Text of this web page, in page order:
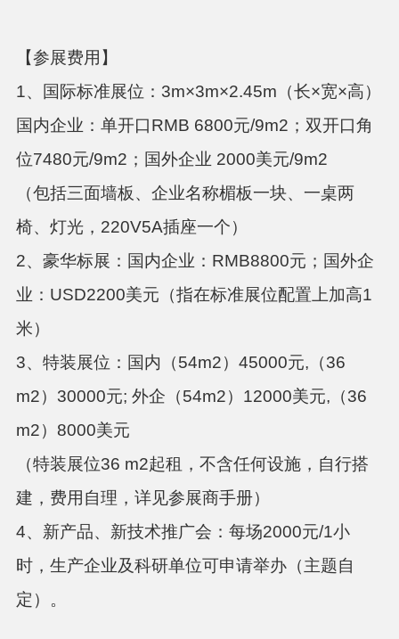
【参展费用】
1、国际标准展位：3m×3m×2.45m（长×宽×高）
国内企业：单开口RMB 6800元/9m2 ；双开口角
位7480元/9m2 ；国外企业 2000美元/9m2
（包括三面墙板、企业名称楣板一块、一桌两
椅、灯光， 220V5A插座一个）
2、豪华标展： 国内企业： RMB8800元；国外企
业：USD2200美元（指在标准展位配置上加高1
米）
3、特装展位： 国内（54m2） 45000元,（36
m2） 30000元; 外企（54m2） 12000美元,（36
m2） 8000美元
（特装展位36 m2起租，不含任何设施，自行搭
建，费用自理，详见参展商手册）
4、新产品、新技术推广会： 每场2000元/1小
时，生产企业及科研单位可申请举办（主题自
定）。